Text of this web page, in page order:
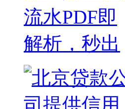
流水PDF即
解析，秒出